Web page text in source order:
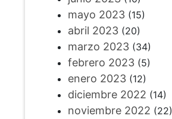
mayo 2023(15)
abril 2023(20)
marzo 2023(34)
febrero 2023(5)
enero 2023(12)
diciembre 2022 (14)
noviembre 2022 (22)